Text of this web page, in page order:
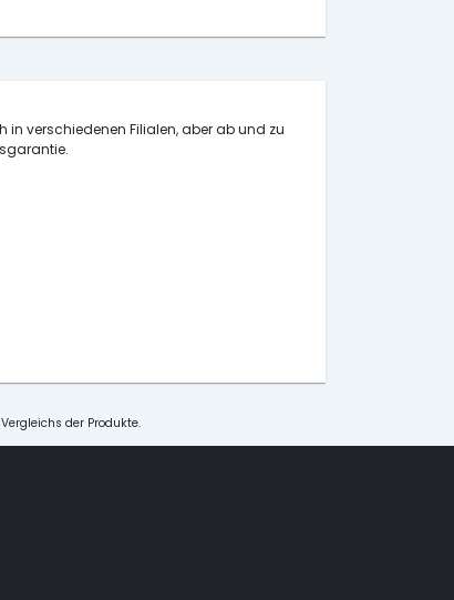
in verschiedenen Filialen, aber ab und zu
der Produkte.